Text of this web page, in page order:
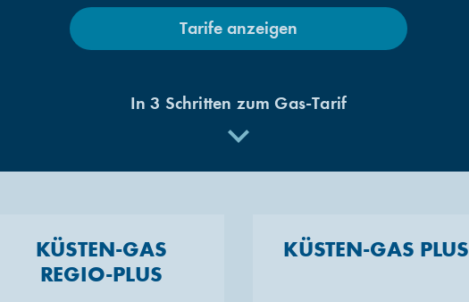
Tarife anzeigen
In 3 Schritten zum Gas-Tarif
KÜSTEN-GAS
REGIO-PLUS
KÜSTEN-GAS PLUS